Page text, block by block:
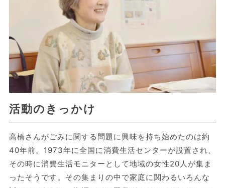
活動のきっかけ
高橋さんがごみに関する問題に興味を持ち始めたのは約
40年前。1973年に全国に消費生活センターが設置され、
その時に消費生活モニターとして地域の女性20人が集ま
ったそうです。その集まりの中で家庭に関わるいろんな